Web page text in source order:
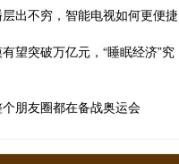
出不穷，智能电视如何更便捷
望突破万亿元，“睡眠经济”究
朋友圈都在备战奥运会